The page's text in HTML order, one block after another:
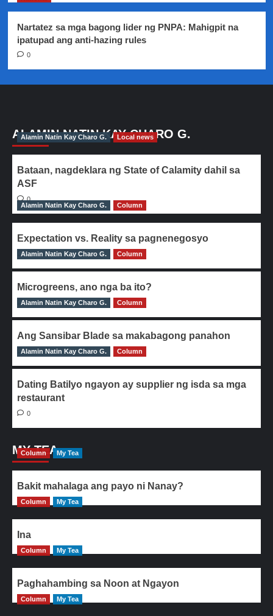
Nartatez sa mga bagong lider ng PNPA: Mahigpit na
ipatupad ang anti-hazing rules
0
ALAMIN NATIN KAY CHARO G.
Alamin Natin Kay Charo G. Local news
Bataan, nagdeklara ng State of Calamity dahil sa
ASF
0
Alamin Natin Kay Charo G.
Column
Expectation vs. Reality sa pagnenegosyo
0
Alamin Natin Kay Charo G. Column
Microgreens, ano nga ba ito?
0
Alamin Natin Kay Charo G. Column
Ang Sansibar Blade sa makabagong panahon
0
Alamin Natin Kay Charo G. Column
Dating Batilyo ngayon ay supplier ng isda sa mga
restaurant
0
MY TEA
Column My Tea
Bakit mahalaga ang payo ni Nanay?
Column My Tea
Ina
Column My Tea
Paghahambing sa Noon at Ngayon
Column My Tea